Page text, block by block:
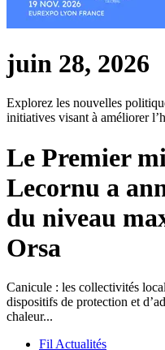
juin 28, 2026
Explorez les nouvelles
initiatives visant à améliorer
Le Premier
Lecornu a
du niveau
Orsa
Canicule : les collectivités
dispositifs de protection et
chaleur...
Fil Actualités